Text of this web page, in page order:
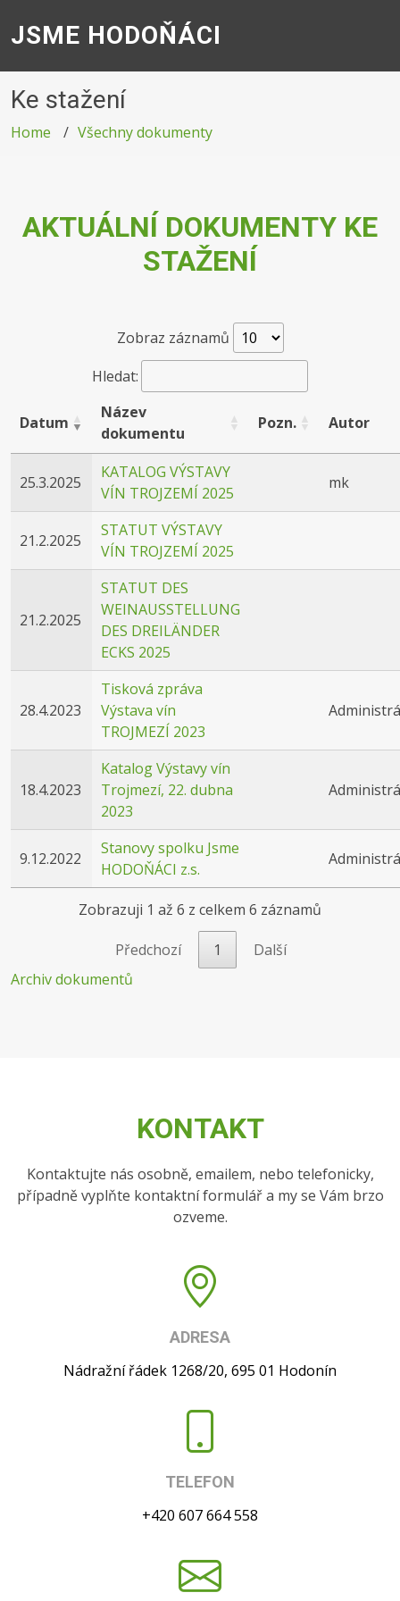
JSME HODOŇÁCI
Ke stažení
Home Všechny dokumenty
AKTUÁLNÍ DOKUMENTY KE
STAŽENÍ
Zobraz záznamů
Hledat:
Datum
Název
dokumentu
Pozn. Autor
25.3.2025
KATALOG VÝSTAVY
VÍN TROJZEMÍ 2025
mk
21.2.2025
STATUT VÝSTAVY
VÍN TROJZEMÍ 2025
21.2.2025
STATUT DES
WEINAUSSTELLUNG
DES DREILÄNDER
ECKS 2025
28.4.2023
Tisková zpráva
Výstava vín
TROJMEZÍ 2023
18.4.2023
Katalog Výstavy vín
Trojmezí, 22. dubna
2023
9.12.2022
Stanovy spolku Jsme
HODOŇÁCI z.s.
Zobrazuji 1 až 6 z celkem 6 záznamů
Předchozí 1
Další
Archiv dokumentů
KONTAKT
Kontaktujte nás osobně, emailem, nebo telefonicky,
případně vyplňte kontaktní formulář a my se Vám brzo
ozveme.
ADRESA
Nádražní řádek 1268/20, 695 01 Hodonín
TELEFON
+420 607 664 558